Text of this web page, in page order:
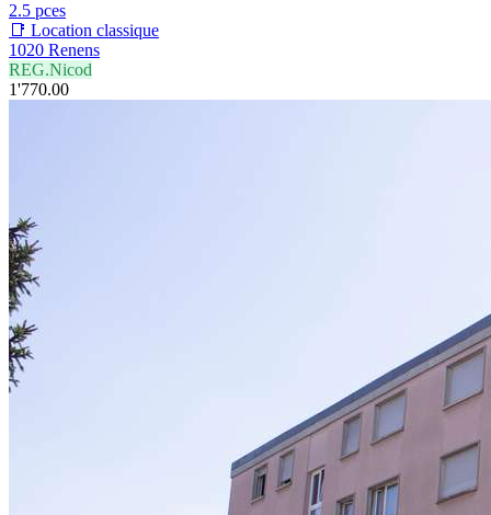
2.5 pces
📑 Location classique
1020 Renens
REG.Nicod
1'770.00